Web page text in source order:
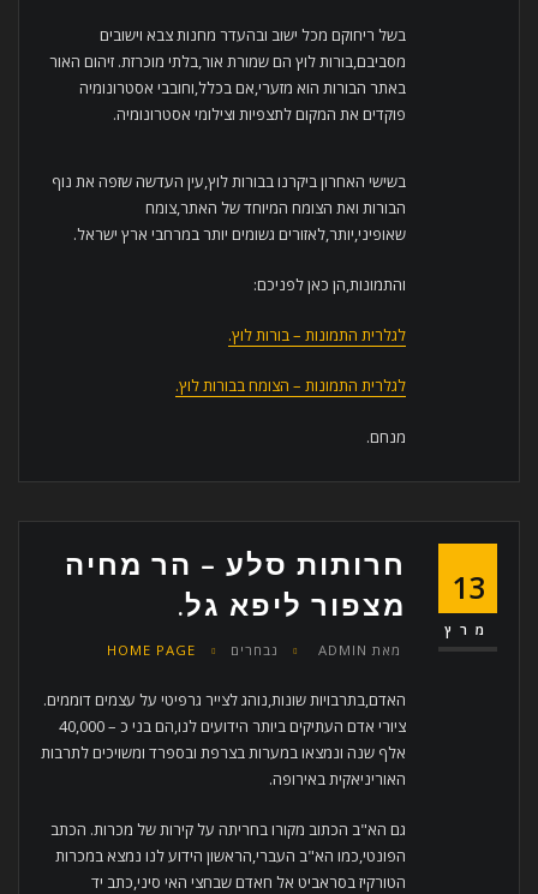
בשל ריחוקם מכל ישוב ובהעדר מחנות צבא וישובים
מסביבם,בורות לוץ הם שמורת אור,בלתי מוכרזת. זיהום האור
באתר הבורות הוא מזערי,אם בכלל,וחובבי אסטרונומיה
פוקדים את המקום לתצפיות וצילומי אסטרונומיה.
בשישי האחרון ביקרנו בבורות לוץ,עין העדשה שזפה את נוף
הבורות ואת הצומח המיוחד של האתר,צומח
שאופיני,יותר,לאזורים גשומים יותר במרחבי ארץ ישראל.
והתמונות,הן כאן לפניכם:
לגלרית התמונות – בורות לוץ.
לגלרית התמונות – הצומח בבורות לוץ.
מנחם.
13
מרץ
חרותות סלע – הר מחיה
מצפור ליפא גל.
מאת ADMIN נבחרים HOME PAGE
האדם,בתרבויות שונות,נוהג לצייר גרפיטי על עצמים דוממים.
ציורי אדם העתיקים ביותר הידועים לנו,הם בני כ – 40,000
אלף שנה ונמצאו במערות בצרפת ובספרד ומשויכים לתרבות
האוריניאקית באירופה.
גם הא"ב הכתוב מקורו בחריתה על קירות של מכרות. הכתב
הפונטי,כמו הא"ב העברי,הראשון הידוע לנו נמצא במכרות
הטורקיז בסראביט אל חאדם שבחצי האי סיני,כתב יד